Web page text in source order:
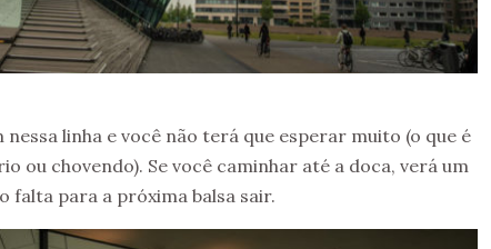
nessa linha e você não terá que esperar muito (o que é
ou chovendo). Se você caminhar até a doca, verá um
para a próxima balsa sair.